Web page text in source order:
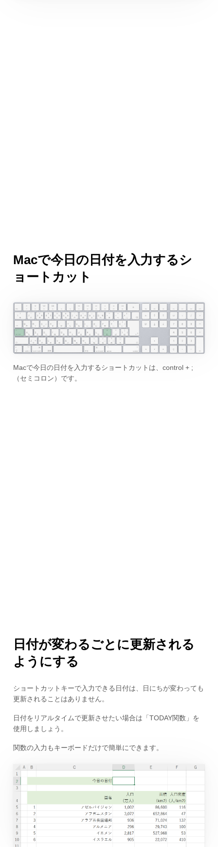
Macで今日の日付を入力するシ
ョートカット
Macで今日の日付を入力するショートカットは、control + ;
（セミコロン）です。
日付が変わるごとに更新される
ようにする
ショートカットキーで入力できる日付は、日にちが変わっても
更新されることはありません。
日付をリアルタイムで更新させたい場合は「TODAY関数」を
使用しましょう。
関数の入力もキーボードだけで簡単にできます。